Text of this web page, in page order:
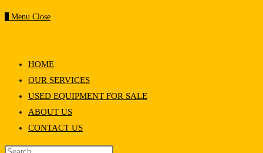
Menu Close
HOME
OUR SERVICES
USED EQUIPMENT FOR SALE
ABOUT US
CONTACT US